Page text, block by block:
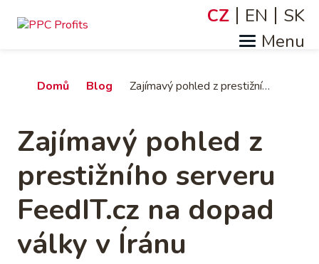
Jazyky
CZ EN SK
Drobečková
Domů Blog Zajímavý pohled z prestižního serveru FeedIT.cz na dopad války v Íránu
Zajímavý pohled z
prestižního serveru
FeedIT.cz na dopad
války v Íránu